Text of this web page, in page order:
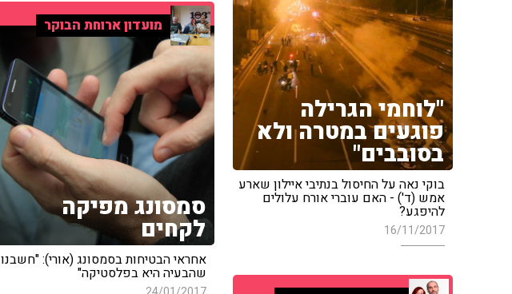
"לוחמי הגרילה
פוגעים במטרה ולא
בסובבים"
בוקי נאה על החיסול בנתיבי איילון שארע
אמש (ד') - האם עוברי אורח עלולים
להיפגע?
16/11/2017
מועדון ארוחת הבוקר
סמסונג מפיקה
לקחים
אחראי הבטיחות בסמסונג (אורי): "חשבנו
שהבעיה היא בפלסטיקה"